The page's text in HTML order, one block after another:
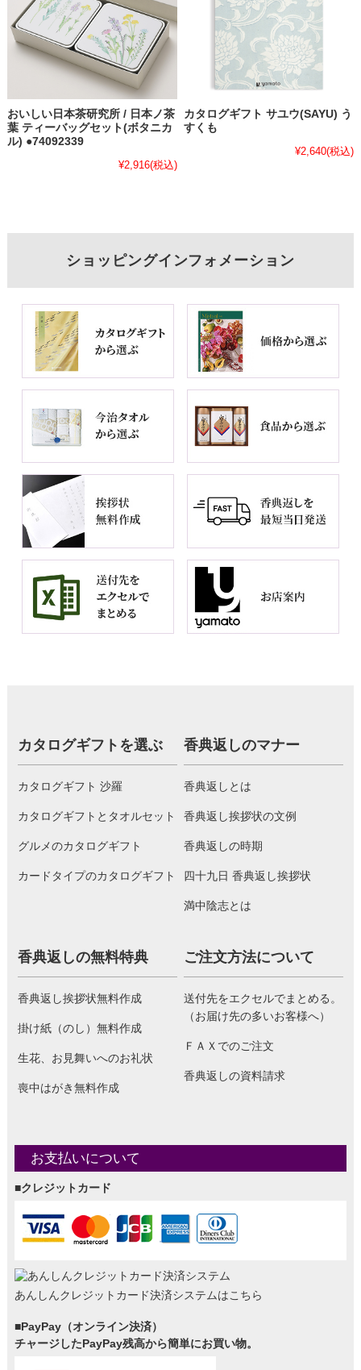
おいしい日本茶研究所 / 日本ノ茶
葉 ティーバッグセット(ボタニカ
ル) ●74092339
¥2,916(税込)
カタログギフト サユウ(SAYU) う
すくも
¥2,640(税込)
ショッピングインフォメーション
カタログギフトを選ぶ
カタログギフト 沙羅
カタログギフトとタオルセット
グルメのカタログギフト
カードタイプのカタログギフト
香典返しのマナー
香典返しとは
香典返し挨拶状の文例
香典返しの時期
四十九日 香典返し挨拶状
満中陰志とは
香典返しの無料特典
香典返し挨拶状無料作成
掛け紙（のし）無料作成
生花、お見舞いへのお礼状
喪中はがき無料作成
ご注文方法について
送付先をエクセルでまとめる。
（お届け先の多いお客様へ）
ＦＡＸでのご注文
香典返しの資料請求
お支払いについて
■クレジットカード
あんしんクレジットカード決済システムはこちら
■PayPay（オンライン決済）
チャージしたPayPay残高から簡単にお買い物。